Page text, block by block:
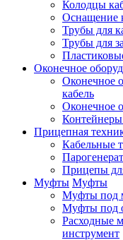
Колодцы
Оснащение
Трубы для
Трубы для
Оконечное
Оконечное
кабель
Оконечное
Прицепная
Кабельные
Прицепы
Муфты Муфты
Муфты под
Муфты под
Расходные
инструмент